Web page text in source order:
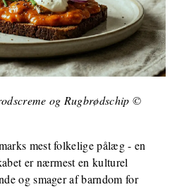
og Rugbrødschip ©
mest folkelige pålæg - en
er nærmest en kulturel
og smager af barndom for